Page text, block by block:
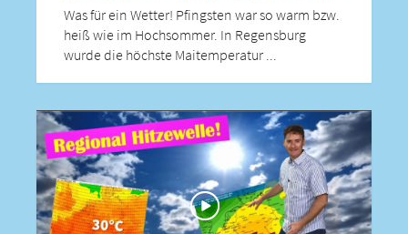
Was für ein Wetter! Pfingsten war so warm bzw.
heiß wie im Hochsommer. In Regensburg
wurde die höchste Maitemperatur ...